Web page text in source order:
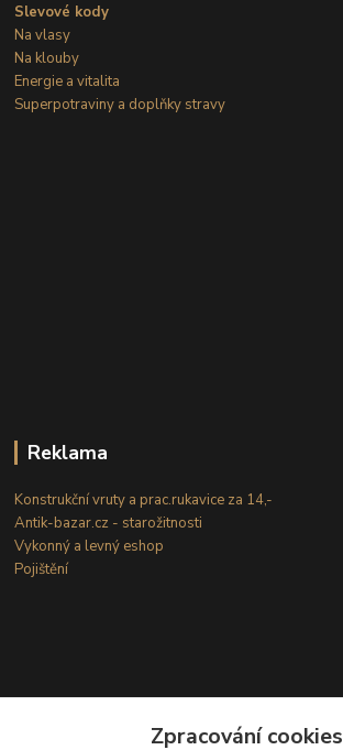
Slevové kody
Na vlasy
Na klouby
Energie a vitalita
Superpotraviny a doplňky stravy
Reklama
Konstrukční vruty a prac.rukavice za 14,-
Antik-bazar.cz - starožitnosti
Vykonný a levný eshop
Pojištění
Zpracování cookies